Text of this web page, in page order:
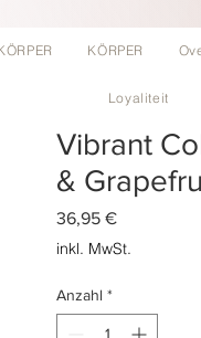
KÖRPER
Loyaliteit
Vibrant
&
36,95 €Preis
inkl. MwSt.
Anzahl *